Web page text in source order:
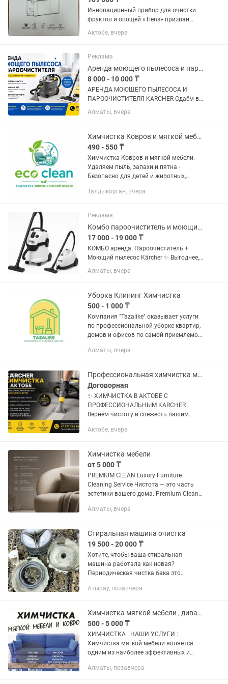
Инновационный прибор для очистки
фруктов и овощей «Tiens» призван
улучшать полезные свойства любимых
продуктов через их очищение от
Актобе, вчера
Реклама
Аренда моющего пылесоса и пароочистителя Karcher,керхер, сутки химчистка
8 000 - 10 000 ₸
АРЕНДА МОЮЩЕГО ПЫЛЕСОСА И
ПАРООЧИСТИТЕЛЯ KARCHER Сдаём в
аренду профессиональную технику для
глубокой чистки дома, офиса и
химчистки диванов • чистки ковров и
матрасов •...
Алматы, вчера
Химчистка Ковров и мягкой мебели
490 - 550 ₸
Химчистка Ковров и мягкой мебели. -
Удаляем пыль, запахи и пятна -
Безопасно для детей и животных,
Профессиональное оборудование ✔
вывоз и...
Талдыкорган, вчера
Реклама
Комбо пароочиститель и моющий пылесос всего за тг в Алматы
17 000 - 19 000 ₸
КОМБО аренда: Пароочиститель +
Моющий пылесос Kärcher ✨ Выгоднее,
чем брать по отдельности. 💰 Тарифы:
🔹 17 000 тг / сутки — будние дни 🔹 19
Продление дешевле на 1 000...
Алматы, вчера
Уборка Клининг Химчистка
500 - 1 000 ₸
Компания "Tazalike" оказывает услуги
по профессиональной уборке квартир,
домов и офисов по самой приемлемой
офисов/домов; -Влажная уборка;
Алматы, вчера
Профессиональная химчистка мебели
Договорная
✨ ХИМЧИСТКА В АКТОБЕ С
ПРОФЕССИОНАЛЬНЫМ KARCHER
Вернём чистоту и свежесть вашим
Химчистка салона автомобиля 🛏
очищение с...
Актобе, вчера
Химчистка мебели
от 5 000 ₸
PREMIUM CLEAN Luxury Furniture
Cleaning Service Чистота — это часть
эстетики вашего дома. Premium Clean
химчистки мягкой мебели для тех, кто
Алматы, вчера
Стиральная машина очистка
19 500 - 20 000 ₸
Хотите, чтобы ваша стиральная
машина работала как новая?
Периодическая чистка бака это
предлагаем вам услугу по
стиральной машины по...
Атырау, позавчера
Химчистка мягкой мебели , диван, кресла, стулья, матрасы, ковры
500 - 5 000 ₸
ХИМЧИСТКА : НАШИ УСЛУГИ :
Химчистка мягкой мебели является
одним из наиболее эффективных и
от различных микробов, загрязнений,
Алматы, позавчера